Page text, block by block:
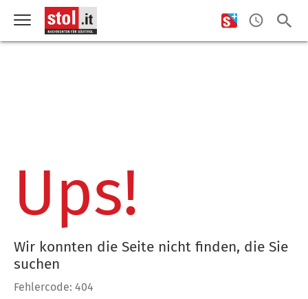
Ups!
Wir konnten die Seite nicht finden, die Sie
suchen
Fehlercode: 404